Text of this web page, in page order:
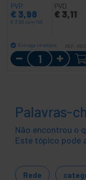
PVP
€ 3,98
€ 3,98 com IVA
PVD
€3,11
Entrega imediata REF:
Quantidade
Palavras-
Não encontrou o
Este tópico pode
Rede